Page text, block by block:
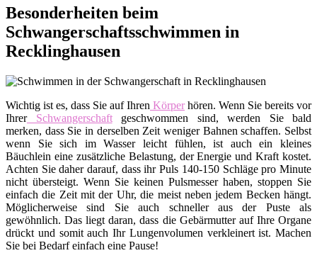
Besonderheiten beim
Schwangerschaftsschwimmen in
Recklinghausen
Wichtig ist es, dass Sie auf Ihren Körperhören. Wenn Sie bereits vor
IhrerSchwangerschaftgeschwommen sind, werden Sie bald
merken, dass Sie in derselben Zeit weniger Bahnen schaffen. Selbst
wenn Sie sich im Wasser leicht fühlen, ist auch ein kleines
Bäuchlein eine zusätzliche Belastung, der Energie und Kraft kostet.
Achten Sie daher darauf, dass ihr Puls 140-150 Schläge pro Minute
nicht übersteigt. Wenn Sie keinen Pulsmesser haben, stoppen Sie
einfach die Zeit mit der Uhr, die meist neben jedem Becken hängt.
Möglicherweise sind Sie auch schneller aus der Puste als
gewöhnlich. Das liegt daran, dass die Gebärmutter auf Ihre Organe
drückt und somit auch Ihr Lungenvolumen verkleinert ist. Machen
Sie bei Bedarf einfach eine Pause!